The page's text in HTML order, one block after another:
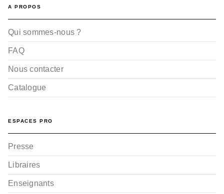
A PROPOS
Qui sommes-nous ?
FAQ
Nous contacter
Catalogue
ESPACES PRO
Presse
Libraires
Enseignants